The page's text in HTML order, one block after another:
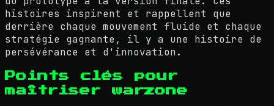
histoires inspirent et rappellent que
derrière chaque mouvement fluide et chaque
stratégie gagnante, il y a une histoire de
persévérance et d'innovation.
Points clés pour
maîtriser warzone